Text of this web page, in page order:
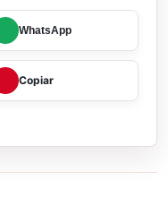
WhatsApp
Copiar